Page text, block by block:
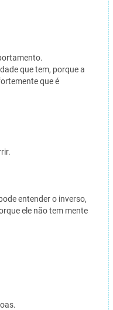
que tem, porque a
que é
entender o inverso,
ele não tem mente